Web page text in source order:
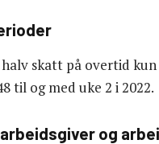
skatt på overtid
til og med uke 2 i 2022.
og